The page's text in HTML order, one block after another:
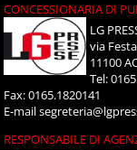
CONCESSIONARIA DI
LG
via
11100
Tel:
Fax: 0165.1820141
E-mail
RESPONSABILE DI